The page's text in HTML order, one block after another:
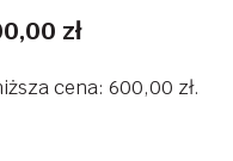
złAktualna
wynosi:
cena:600,00 zł.